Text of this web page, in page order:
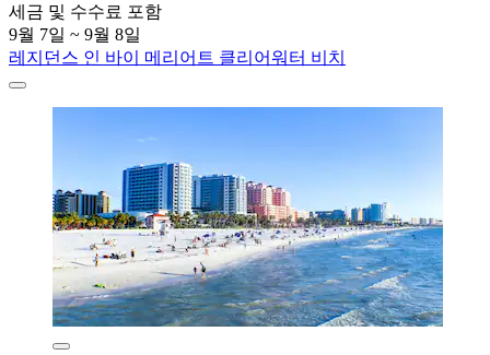
세금 및 수수료 포함
9월 7일 ~ 9월 8일
레지던스 인 바이 메리어트 클리어워터 비치